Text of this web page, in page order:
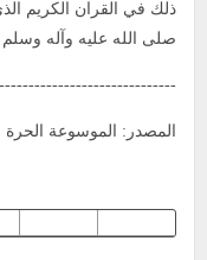
ذلك في القران الكريم
صلى الله عليه وآله وسلم
المصدر: الموسوعة الحرة